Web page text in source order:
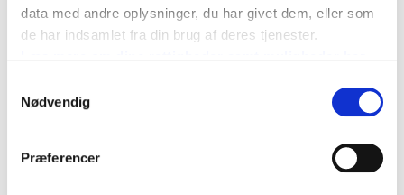
data med andre oplysninger, du har givet dem, eller som
de har indsamlet fra din brug af deres tjenester.
Nødvendig
Præferencer
kl. 17:30|Ankomst Prag kl. 19:30|
Hjemrejse:
08:00|Afgang fra Dresden kl. 10:00|